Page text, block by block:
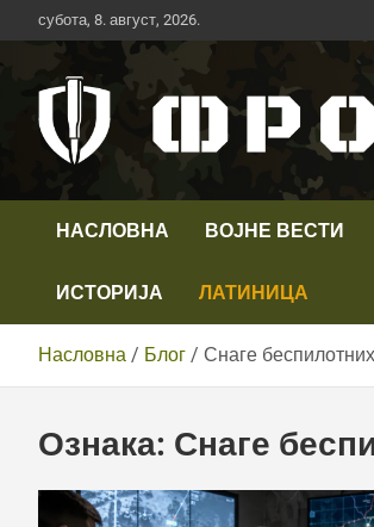
Скип
то
субота, 8. август, 2026.
Телевизија
НАСЛОВНА ВОЈНЕ ВЕСТИ
ИСТОРИЈА ЛАТИНИЦА
Насловна Блог Снаге
Ознака: Снаге